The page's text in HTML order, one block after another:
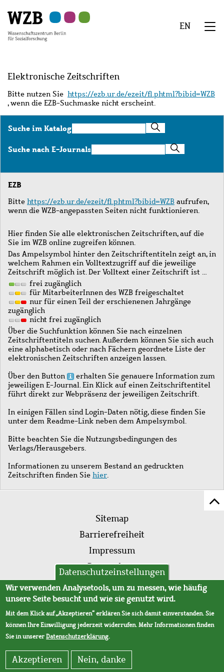
Hauptinhalt
springen
Navigation
springen
Suche
springen
Sekundärnavigation
springen
Fußzeile
springen
EN
Elektronische Zeitschriften
Bitte nutzen Sie https://ezb.ur.de/ezeit/fl.phtml?bibid=WZB
, wenn die EZB-Suchmaske nicht erscheint.
Suche im KatalogSuche
im
Katalog
Suche nach E-JournalsSuche
nach
Journals
EZB
Bitte https://ezb.ur.de/ezeit/fl.phtml?bibid=WZB aufrufen,
wenn die WZB-angepassten Seiten nicht funktionieren.
Hier finden Sie alle elektronischen Zeitschriften, auf die
Sie im WZB online zugreifen können.
Das Ampelsymbol hinter den Zeitschriftentiteln zeigt an, in
welchem Rahmen ein Volltextzugriff auf die jeweilige
Zeitschrift möglich ist. Der Volltext einer Zeitschrift ist …
frei zugänglich
für MitarbeiterInnen des WZB freigeschaltet
nur für einen Teil der erschienenen Jahrgänge
zugänglich
nicht frei zugänglich
Über die Suchfunktion können Sie nach einzelnen
Zeitschriftentiteln suchen. Außerdem können Sie sich auch
eine alphabetisch oder nach Fächern geordnete Liste der
elektronischen Zeitschriften anzeigen lassen.
Über den Button
erhalten Sie genauere Information zum
jeweiligen E-Journal. Ein Klick auf einen Zeitschriftentitel
führt direkt zur Webpräsenz der jeweiligen Zeitschrift.
In einigen Fällen sind Login-Daten nötig, diese finden Sie
unter dem Readme-Link neben dem Ampelsymbol.
Bitte beachten Sie die Nutzungsbedingungen des
Verlags/Herausgebers.
Informationen zu unserem Bestand an gedruckten
Zeitschriften finden Sie hier.
Fußleistenmenü
Sitemap
Barrierefreiheit
Impressum
Datenschutz
AVB
Datenschutzeinstellungen
Wir verwenden Analysetools, um zu messen, wie häufig
unsere Seite besucht und wie sie genutzt wird.
Mit dem Klick auf „Akzeptieren“ erklären Sie sich damit einverstanden. Sie
können Ihre Einwilligung jederzeit widerrufen. Mehr Informationen finden
Sie in unsererDatenschutzerklärung.
Akzeptieren Nein, danke